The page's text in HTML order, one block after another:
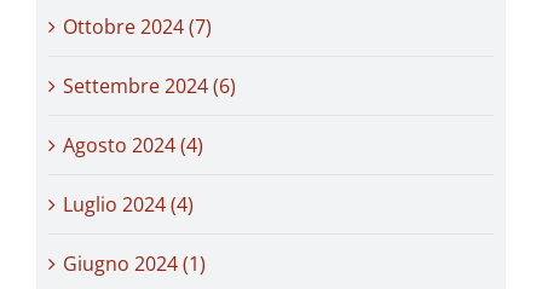
Ottobre 2024 (7)
Settembre 2024 (6)
Agosto 2024 (4)
Luglio 2024 (4)
Giugno 2024 (1)